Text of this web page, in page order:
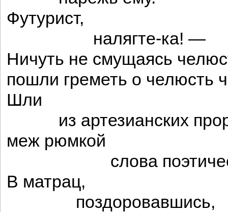
Футурист,
налягте-ка! —
Ничуть не смущаясь
пошли греметь о челюсть
Шли
из артезианских
меж рюмкой
слова
В матрац,
поздоровавшись,